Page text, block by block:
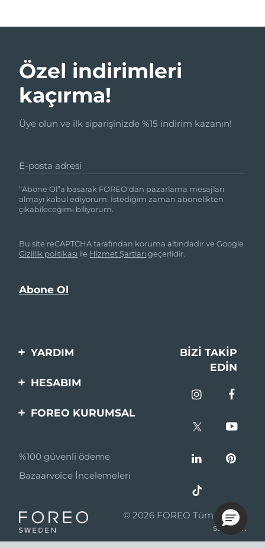
Özel indirimleri
kaçırma!
Üye olun ve ilk siparişinizde %15 indirim kazanın!
E-posta adresi
“Abone Ol”a basarak FOREO'dan pazarlama mesajları
almayı kabul ediyorum. İstediğim zaman abonelikten
çıkabileceğimi biliyorum.
Bu site reCAPTCHA tarafından koruma altındadır ve Google
Gizlilik politikası ile Hizmet Şartlarıgeçerlidir.
YARDIM
Bi̇zi̇mle İleti̇şi̇me Geçi̇n
BIZI TAKIP
EDIN
HESABIM
Ürün Kaydı
FOREO KURUMSAL
Ortaklik Programi
Ortaklık haberleri
Perakende Satış
Ortakları
%100 güvenli ödeme
Bazaarvoice İncelemeleri
© 2026 FOREO Tüm hakları
saklıdır.